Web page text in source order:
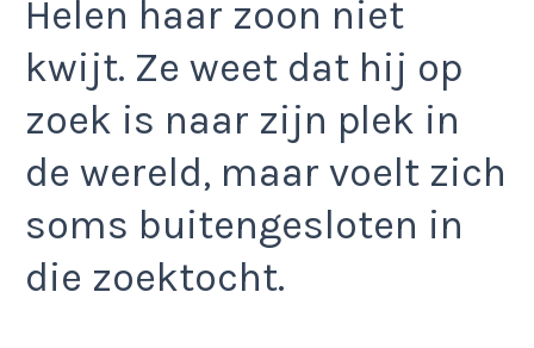
Helen haar zoon niet
kwijt. Ze weet dat hij op
zoek is naar zijn plek in
de wereld, maar voelt zich
soms buitengesloten in
die zoektocht.